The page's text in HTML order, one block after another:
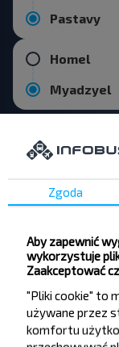
Pastavy
Homel
Myadzyel
Homel
Wilno
Zgoda
Aby zapewnić
wykorzystuje
Zaakceptować
"Pliki cookie" to
używane przez
komfortu